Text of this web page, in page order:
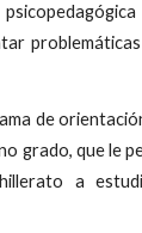
de
grado, que le
a